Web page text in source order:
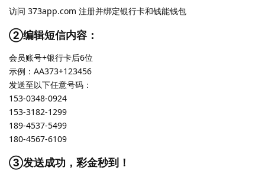
访问 373app.com 注册并绑定银行卡和钱能钱包
②编辑短信内容：
会员账号+银行卡后6位
示例：AA373+123456
发送至以下任意号码：
153-0348-0924
153-3182-1299
189-4537-5499
180-4567-6109
③发送成功，彩金秒到！